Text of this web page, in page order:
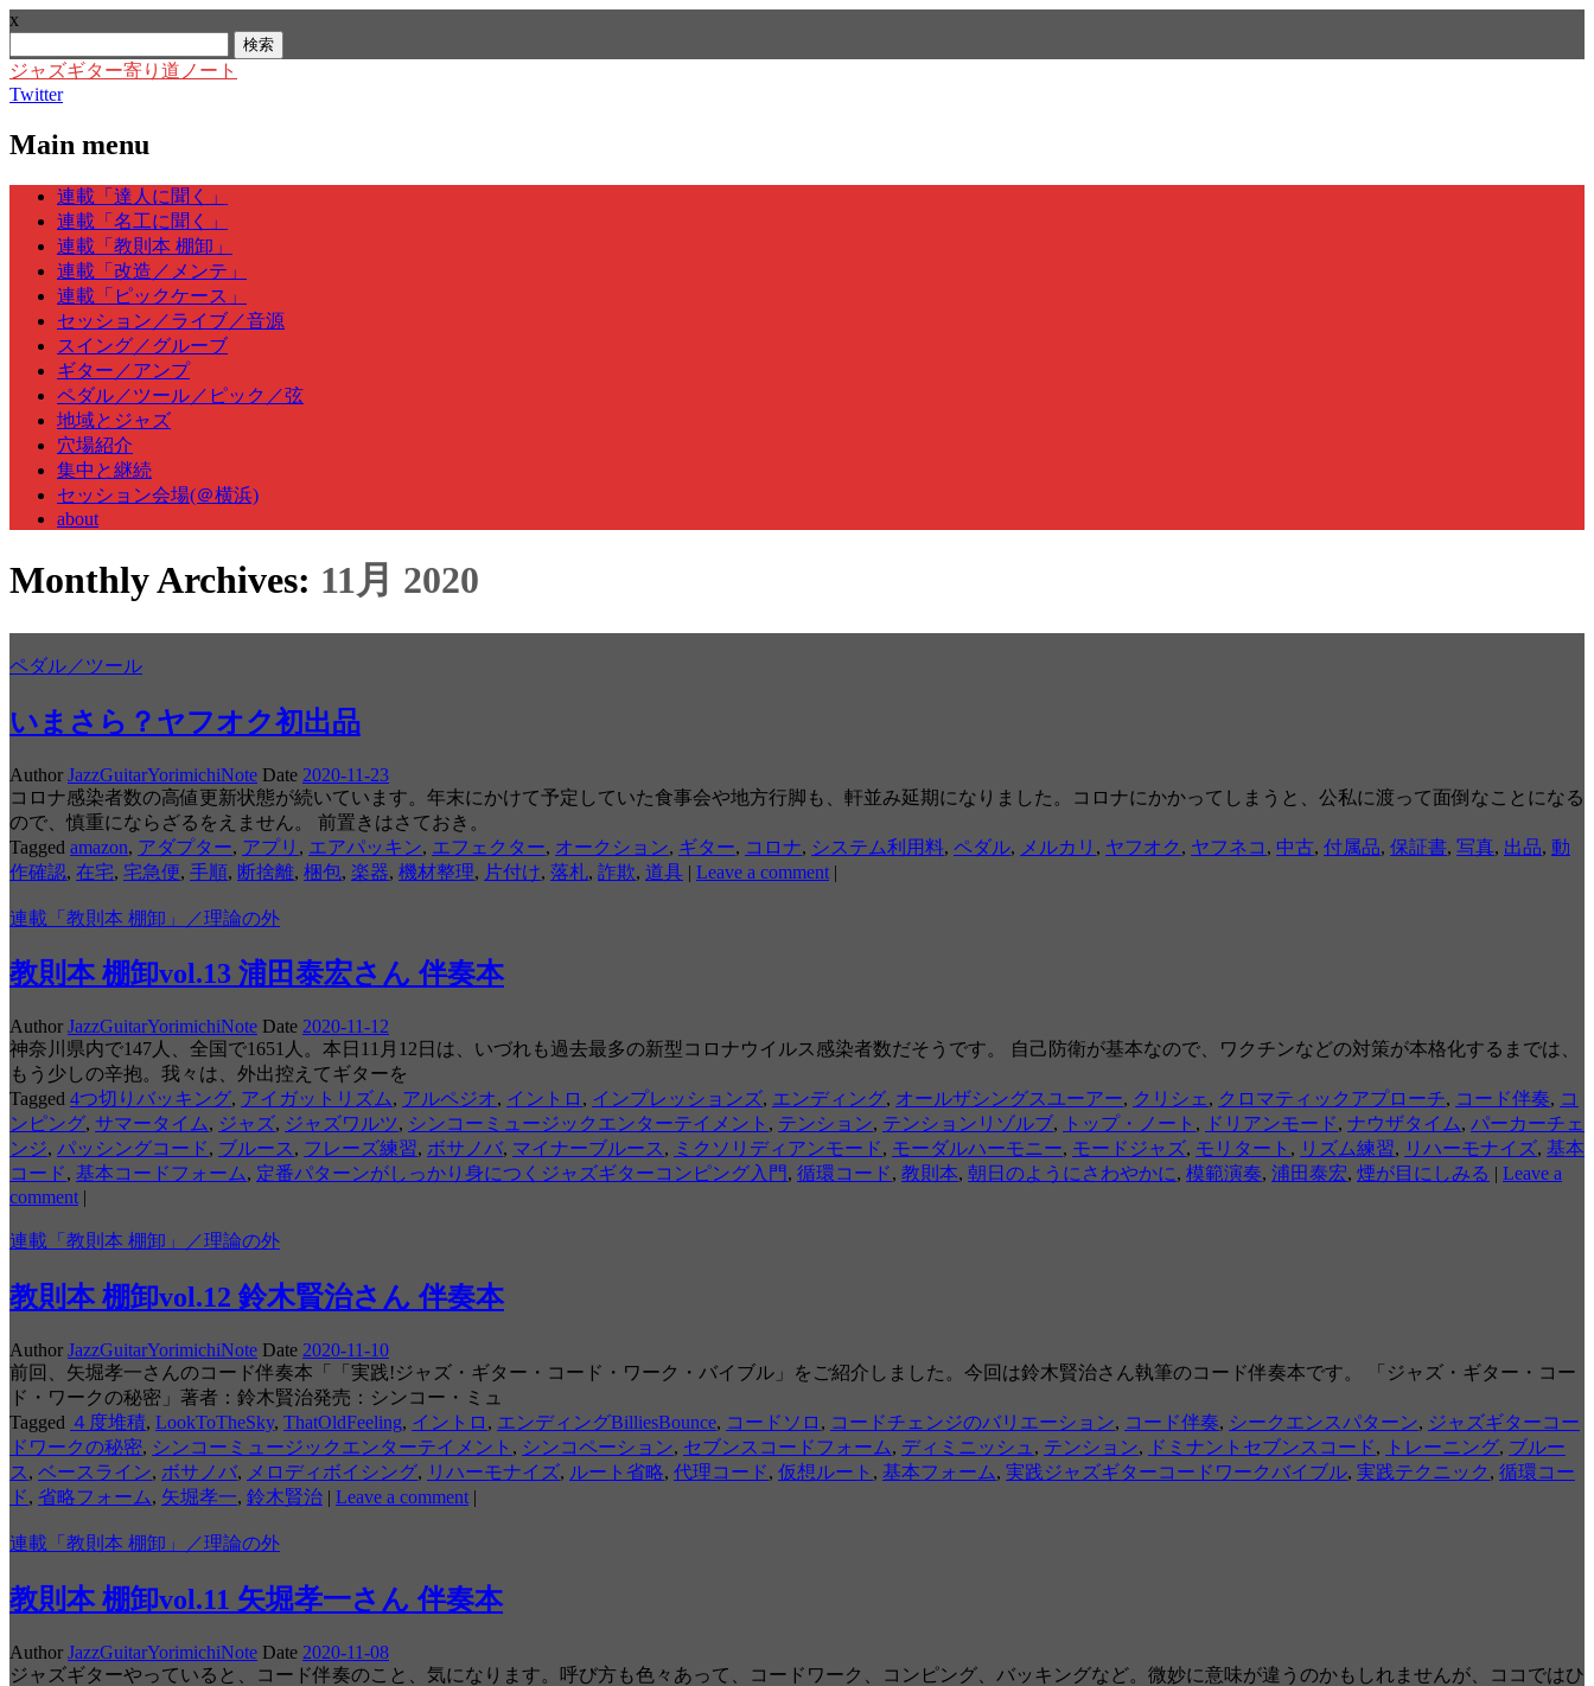
x
索:
ジャズギター寄り道ノート
Twitter
Main menu
Skip
content
連載「達人に聞く」
連載「名工に聞く」
連載「教則本 棚卸」
連載「改造／メンテ」
連載「ピックケース」
セッション／ライブ／音源
スイング／グルーブ
ギター／アンプ
ペダル／ツール／ピック／弦
地域とジャズ
穴場紹介
集中と継続
セッション会場(＠横浜)
about
Monthly Archives: 11月 2020
ペダル／ツール
いまさら？ヤフオク初出品
Author JazzGuitarYorimichiNote Date 2020-11-23
コロナ感染者数の高値更新状態が続いています。年末にかけて予定していた食事会や地方行脚も、軒並み延期になりました。コロナにかかってしまうと、公私に渡って面倒なことになる
ので、慎重にならざるをえません。 前置きはさておき。
Tagged amazon, アダプター, アプリ , エアパッキン, エフェクター, オークション, ギター, コロナ, システム利用料, ペダル, メルカリ , ヤフオク , ヤフネコ , 中古, 付属品, 保証書, 写真, 出品, 動
作確認, 在宅, 宅急便, 手順, 断捨離, 梱包, 楽器, 機材整理, 片付け, 落札, 詐欺, 道具 | Leave a comment |
連載「教則本 棚卸」／理論の外
教則本 棚卸vol.13 浦田泰宏さん 伴奏本
Author JazzGuitarYorimichiNote Date 2020-11-12
神奈川県内で147人、全国で1651人。本日11月12日は、いづれも過去最多の新型コロナウイルス感染者数だそうです。 自己防衛が基本なので、ワクチンなどの対策が本格化するまでは、
もう少しの辛抱。我々は、外出控えてギターを
Tagged 4つ切りバッキング, アイガットリズム, アルペジオ, イントロ , インプレッションズ, エンディング, オールザシングスユーアー, クリシェ , クロマティックアプローチ, コード伴奏, コ
ンピング, サマータイム, ジャズ, ジャズワルツ, シンコーミュージックエンターテイメント , テンション, テンションリゾルブ, トップ・ノート , ドリアンモード, ナウザタイム, パーカーチェ
ンジ, パッシングコード, ブルース , フレーズ練習, ボサノバ, マイナーブルース , ミクソリディアンモード, モーダルハーモニー, モードジャズ, モリタート , リズム練習, リハーモナイズ, 基本
コード, 基本コードフォーム, 定番パターンがしっかり身につくジャズギターコンピング入門, 循環コード, 教則本, 朝日のようにさわやかに, 模範演奏, 浦田泰宏, 煙が目にしみる | Leave a
comment |
連載「教則本 棚卸」／理論の外
教則本 棚卸vol.12 鈴木賢治さん 伴奏本
Author JazzGuitarYorimichiNote Date 2020-11-10
前回、矢堀孝一さんのコード伴奏本「「実践!ジャズ・ギター・コード・ワーク・バイブル」をご紹介しました。今回は鈴木賢治さん執筆のコード伴奏本です。 「ジャズ・ギター・コー
ド・ワークの秘密」著者：鈴木賢治発売：シンコー・ミュ
Tagged ４度堆積, LookToTheSky, ThatOldFeeling, イントロ , エンディングBilliesBounce, コードソロ , コードチェンジのバリエーション, コード伴奏, シークエンスパターン, ジャズギターコー
ドワークの秘密, シンコーミュージックエンターテイメント , シンコペーション, セブンスコードフォーム, ディミニッシュ , テンション, ドミナントセブンスコード, トレーニング, ブルー
ス , ベースライン, ボサノバ, メロディボイシング, リハーモナイズ, ルート省略, 代理コード, 仮想ルート , 基本フォーム, 実践ジャズギターコードワークバイブル, 実践テクニック , 循環コー
ド, 省略フォーム, 矢堀孝一, 鈴木賢治 | Leave a comment |
連載「教則本 棚卸」／理論の外
教則本 棚卸vol.11 矢堀孝一さん 伴奏本
Author JazzGuitarYorimichiNote Date 2020-11-08
ジャズギターやっていると、コード伴奏のこと、気になります。呼び方も色々あって、コードワーク、コンピング、バッキングなど。微妙に意味が違うのかもしれませんが、ココではひ